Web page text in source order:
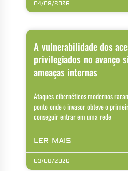
04/08/2026
A vulnerabilidade dos
privilegiados no avanço
ameaças internas
Ataques cibernéticos modernos
ponto onde o invasor obteve o
conseguir entrar em uma rede
LER MAIS
03/08/2026